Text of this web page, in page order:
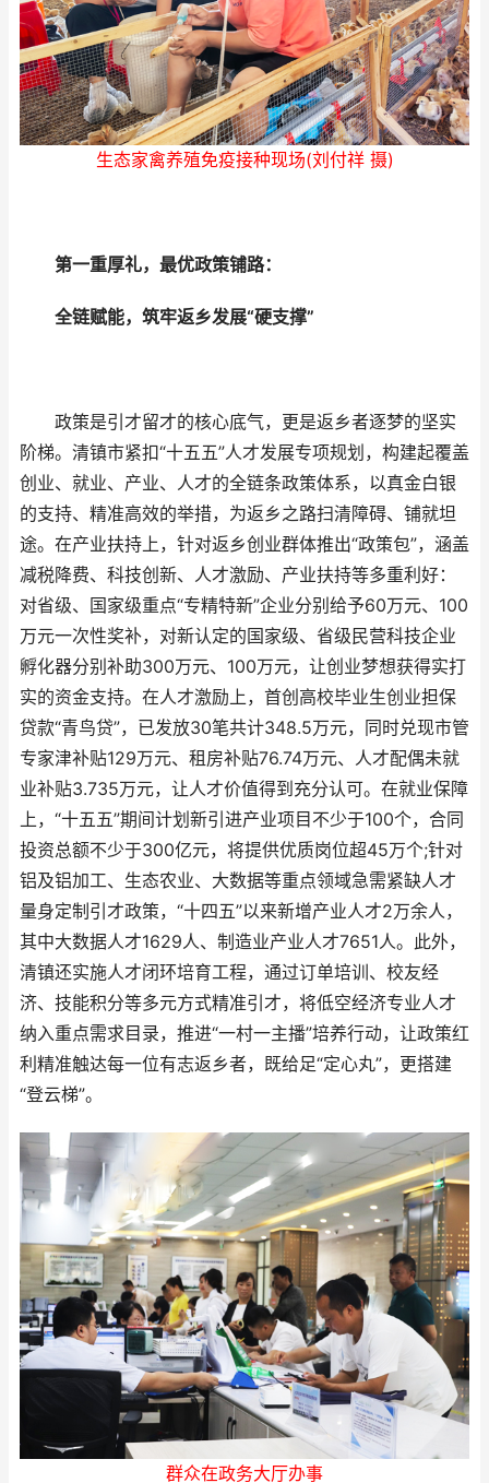
生态家禽养殖免疫接种现场(刘付祥 摄)
第一重厚礼，最优政策铺路：
全链赋能，筑牢返乡发展“硬支撑”
政策是引才留才的核心底气，更是返乡者逐梦的坚实
阶梯。清镇市紧扣“十五五”人才发展专项规划，构建起覆盖
创业、就业、产业、人才的全链条政策体系，以真金白银
的支持、精准高效的举措，为返乡之路扫清障碍、铺就坦
途。在产业扶持上，针对返乡创业群体推出“政策包”，涵盖
减税降费、科技创新、人才激励、产业扶持等多重利好：
对省级、国家级重点“专精特新”企业分别给予60万元、100
万元一次性奖补，对新认定的国家级、省级民营科技企业
孵化器分别补助300万元、100万元，让创业梦想获得实打
实的资金支持。在人才激励上，首创高校毕业生创业担保
贷款“青鸟贷”，已发放30笔共计348.5万元，同时兑现市管
专家津补贴129万元、租房补贴76.74万元、人才配偶未就
业补贴3.735万元，让人才价值得到充分认可。在就业保障
上，“十五五”期间计划新引进产业项目不少于100个，合同
投资总额不少于300亿元，将提供优质岗位超45万个;针对
铝及铝加工、生态农业、大数据等重点领域急需紧缺人才
量身定制引才政策，“十四五”以来新增产业人才2万余人，
其中大数据人才1629人、制造业产业人才7651人。此外，
清镇还实施人才闭环培育工程，通过订单培训、校友经
济、技能积分等多元方式精准引才，将低空经济专业人才
纳入重点需求目录，推进“一村一主播”培养行动，让政策红
利精准触达每一位有志返乡者，既给足“定心丸”，更搭建
“登云梯”。
群众在政务大厅办事